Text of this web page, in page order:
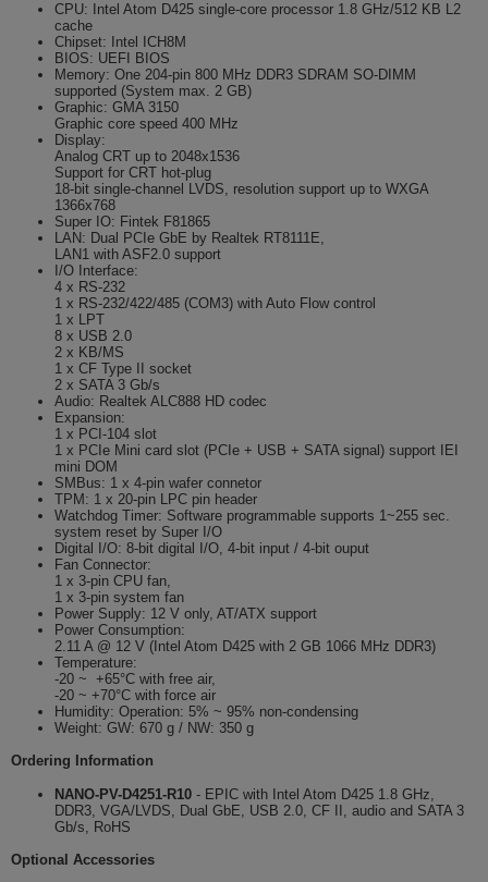
CPU: Intel Atom D425 single-core processor 1.8 GHz/512 KB L2
cache
Chipset: Intel ICH8M
BIOS: UEFI BIOS
Memory: One 204-pin 800 MHz DDR3 SDRAM SO-DIMM
supported (System max. 2 GB)
Graphic: GMA 3150
Graphic core speed 400 MHz
Display:
Analog CRT up to 2048x1536
Support for CRT hot-plug
18-bit single-channel LVDS, resolution support up to WXGA
1366x768
Super IO: Fintek F81865
LAN: Dual PCIe GbE by Realtek RT8111E,
LAN1 with ASF2.0 support
I/O Interface:
4 x RS-232
1 x RS-232/422/485 (COM3) with Auto Flow control
1 x LPT
8 x USB 2.0
2 x KB/MS
1 x CF Type II socket
2 x SATA 3 Gb/s
Audio: Realtek ALC888 HD codec
Expansion:
1 x PCI-104 slot
1 x PCIe Mini card slot (PCIe + USB + SATA signal) support IEI
mini DOM
SMBus: 1 x 4-pin wafer connetor
TPM: 1 x 20-pin LPC pin header
Watchdog Timer: Software programmable supports 1~255 sec.
system reset by Super I/O
Digital I/O: 8-bit digital I/O, 4-bit input / 4-bit ouput
Fan Connector:
1 x 3-pin CPU fan,
1 x 3-pin system fan
Power Supply: 12 V only, AT/ATX support
Power Consumption:
2.11 A @ 12 V (Intel Atom D425 with 2 GB 1066 MHz DDR3)
Temperature:
-20 ~ +65°C with free air,
-20 ~ +70°C with force air
Humidity: Operation: 5% ~ 95% non-condensing
Weight: GW: 670 g / NW: 350 g
Ordering Information
NANO-PV-D4251-R10 - EPIC with Intel Atom D425 1.8 GHz,
DDR3, VGA/LVDS, Dual GbE, USB 2.0, CF II, audio and SATA 3
Gb/s, RoHS
Optional Accessories